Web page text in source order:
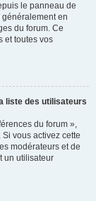
le panneau de
généralement en
du forum. Ce
et toutes vos
liste des utilisateurs
du forum »,
vous activez cette
modérateurs et de
un utilisateur